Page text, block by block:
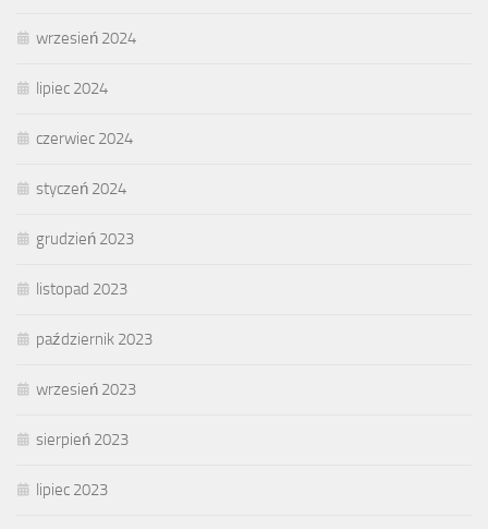
wrzesień 2024
lipiec 2024
czerwiec 2024
styczeń 2024
grudzień 2023
listopad 2023
październik 2023
wrzesień 2023
sierpień 2023
lipiec 2023